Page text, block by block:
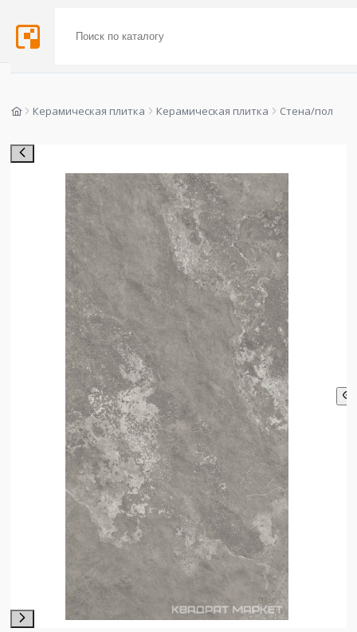
Керамическая плитка Керамическая плитка Стена/пол